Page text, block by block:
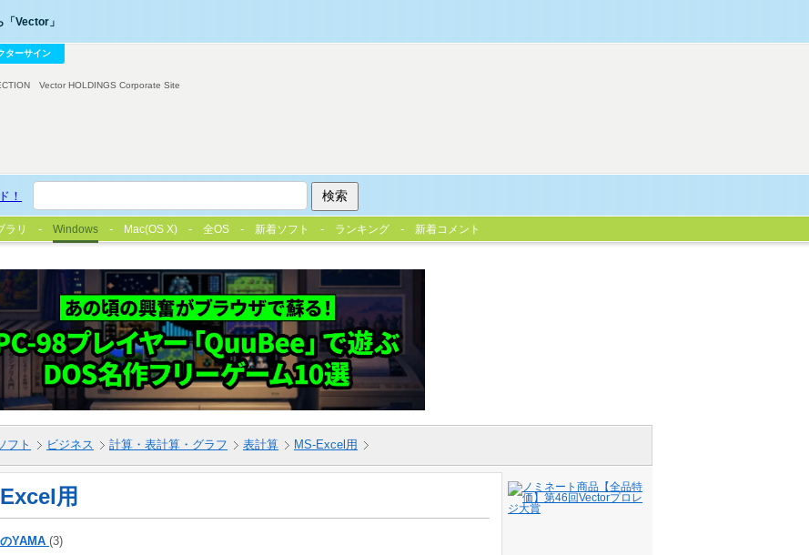
Vector」
ターサイン
！
Vector HOLDINGS Corporate Site
ラリ Windows Mac(OS X) 全OS 新着ソフト ランキング 新着コメント
フト ビジネス 計算・表計算・グラフ 表計算 MS-Excel用
用
YAMA (3)